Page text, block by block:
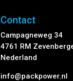
Contact
Campagneweg 34
4761 RM
Nederland
info@packpower.nl